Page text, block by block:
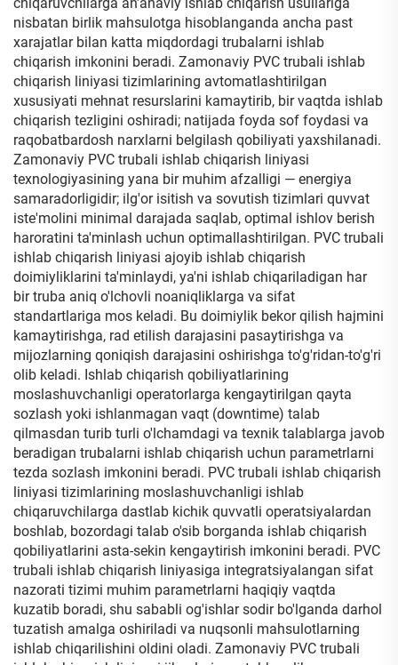
nisbatan birlik mahsulotga hisoblanganda ancha past
xarajatlar bilan katta miqdordagi trubalarni ishlab
chiqarish imkonini beradi. Zamonaviy PVC trubali ishlab
chiqarish liniyasi tizimlarining avtomatlashtirilgan
xususiyati mehnat resurslarini kamaytirib, bir vaqtda ishlab
chiqarish tezligini oshiradi; natijada foyda sof foydasi va
raqobatbardosh narxlarni belgilash qobiliyati yaxshilanadi.
Zamonaviy PVC trubali ishlab chiqarish liniyasi
texnologiyasining yana bir muhim afzalligi — energiya
samaradorligidir; ilg'or isitish va sovutish tizimlari quvvat
iste'molini minimal darajada saqlab, optimal ishlov berish
haroratini ta'minlash uchun optimallashtirilgan. PVC trubali
ishlab chiqarish liniyasi ajoyib ishlab chiqarish
doimiyliklarini ta'minlaydi, ya'ni ishlab chiqariladigan har
bir truba aniq o'lchovli noaniqliklarga va sifat
standartlariga mos keladi. Bu doimiylik bekor qilish hajmini
kamaytirishga, rad etilish darajasini pasaytirishga va
mijozlarning qoniqish darajasini oshirishga to'g'ridan-to'g'ri
olib keladi. Ishlab chiqarish qobiliyatlarining
moslashuvchanligi operatorlarga kengaytirilgan qayta
sozlash yoki ishlanmagan vaqt (downtime) talab
qilmasdan turib turli o'lchamdagi va texnik talablarga javob
beradigan trubalarni ishlab chiqarish uchun parametrlarni
tezda sozlash imkonini beradi. PVC trubali ishlab chiqarish
liniyasi tizimlarining moslashuvchanligi ishlab
chiqaruvchilarga dastlab kichik quvvatli operatsiyalardan
boshlab, bozordagi talab o'sib borganda ishlab chiqarish
qobiliyatlarini asta-sekin kengaytirish imkonini beradi. PVC
trubali ishlab chiqarish liniyasiga integratsiyalangan sifat
nazorati tizimi muhim parametrlarni haqiqiy vaqtda
kuzatib boradi, shu sababli og'ishlar sodir bo'lganda darhol
tuzatish amalga oshiriladi va nuqsonli mahsulotlarning
ishlab chiqarilishini oldini oladi. Zamonaviy PVC trubali